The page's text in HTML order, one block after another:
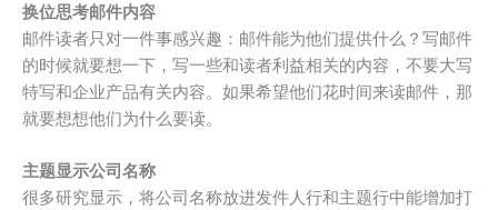
换位思考邮件内容
邮件读者只对一件事感兴趣：邮件能为他们提供什么？写邮件
的时候就要想一下，写一些和读者利益相关的内容，不要大写
特写和企业产品有关内容。如果希望他们花时间来读邮件，那
就要想想他们为什么要读。
主题显示公司名称
很多研究显示，将公司名称放进发件人行和主题行中能增加打